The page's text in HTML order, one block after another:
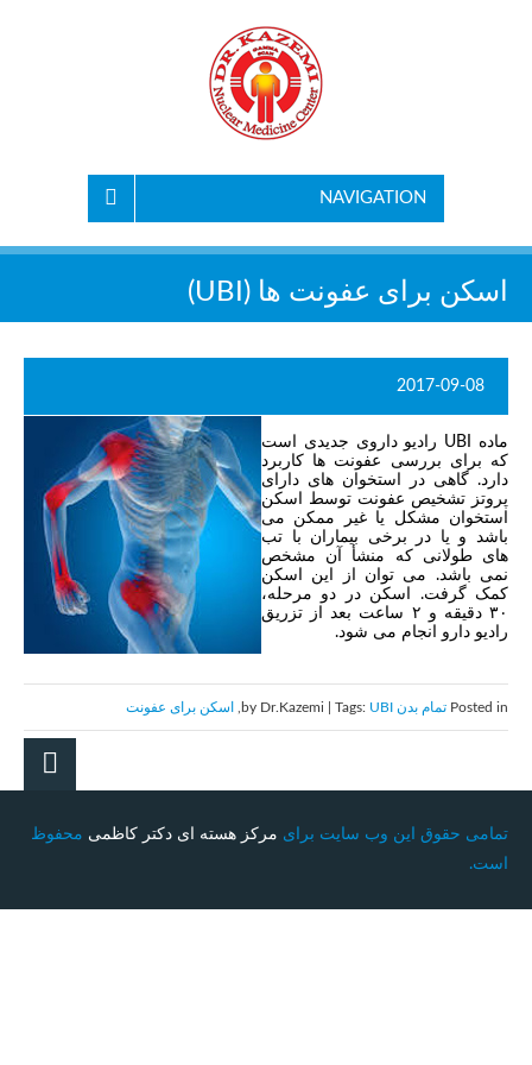
NAVIGATION
اسکن برای عفونت ها (UBI)
2017-09-08
ماده UBI رادیو داروی جدیدی است
که برای بررسی عفونت ها کاربرد
دارد. گاهی در استخوان های دارای
پروتز تشخیص عفونت توسط اسکن
استخوان مشکل یا غیر ممکن می
باشد و یا در برخی بیماران با تب
های طولانی که منشأ آن مشخص
نمی باشد. می توان از این اسکن
کمک گرفت. اسکن در دو مرحله،
۳۰ دقیقه و ۲ ساعت بعد از تزریق
رادیو دارو انجام می شود.
Posted in تمام بدن UBI اسکن برای عفونت
تمامی حقوق این وب سایت برای مرکز هسته ای دکتر کاظمی محفوظ
است.